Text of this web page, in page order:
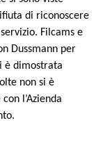
di riconoscere
Filcams e
Dussmann per
è dimostrata
non si è
l’Azienda